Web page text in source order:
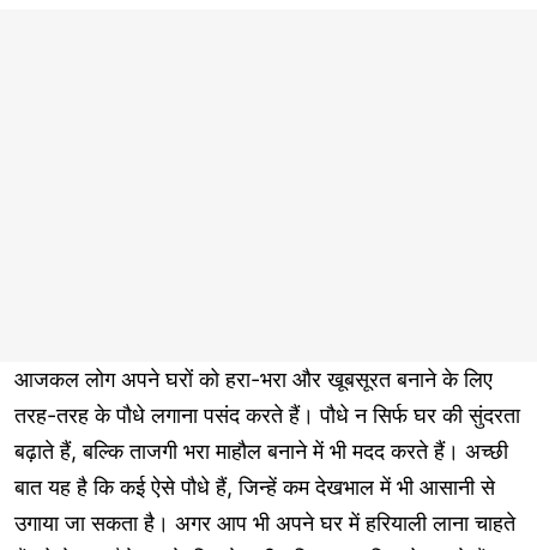
आजकल लोग अपने घरों को हरा-भरा और खूबसूरत बनाने के लिए
तरह-तरह के पौधे लगाना पसंद करते हैं। पौधे न सिर्फ घर की सुंदरता
बढ़ाते हैं, बल्कि ताजगी भरा माहौल बनाने में भी मदद करते हैं। अच्छी
बात यह है कि कई ऐसे पौधे हैं, जिन्हें कम देखभाल में भी आसानी से
उगाया जा सकता है। अगर आप भी अपने घर में हरियाली लाना चाहते